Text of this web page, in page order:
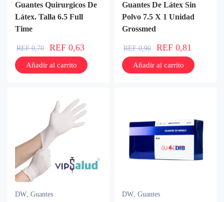
Guantes Quirurgicos De
Látex. Talla 6.5 Full
Time
REF0,70 REF 0,63
Añadir al carrito
Guantes De Látex Sin
Polvo 7.5 X 1 Unidad
Grossmed
REF0,90 REF 0,81
Añadir al carrito
DW, Guantes DW, Guantes